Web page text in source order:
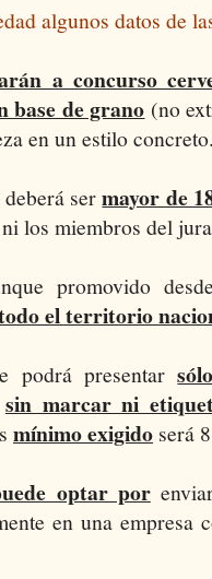
algunos datos de
a concurso
base de grano (no
en un estilo
deberá sermayor de
los miembros del
promovido
el territorio
podrá presentar
sin marcar ni
mínimo exigido será
optar por
en una empresa